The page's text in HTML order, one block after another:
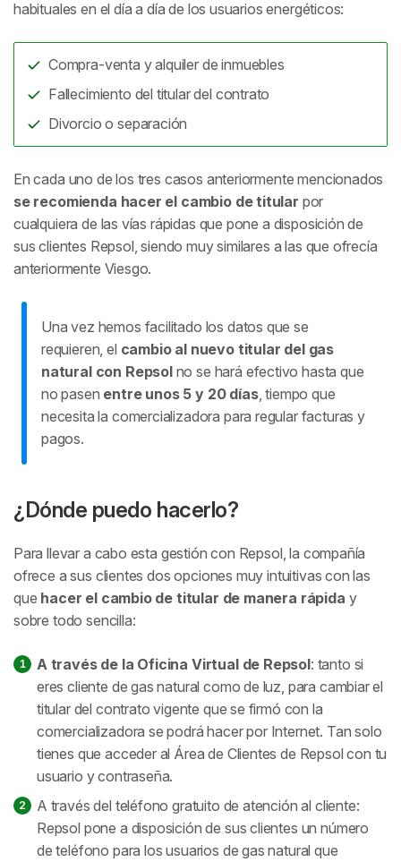
habituales en el día a día de los usuarios energéticos:
Compra-venta y alquiler de inmuebles
Fallecimiento del titular del contrato
Divorcio o separación
En cada uno de los tres casos anteriormente mencionados
se recomienda hacer el cambio de titular por
cualquiera de las vías rápidas que pone a disposición de
sus clientes Repsol, siendo muy similares a las que ofrecía
anteriormente Viesgo.
Una vez hemos facilitado los datos que se
requieren, el cambio al nuevo titular del gas
natural con Repsolno se hará efectivo hasta que
no pasen entre unos 5 y 20 días, tiempo que
necesita la comercializadora para regular facturas y
pagos.
¿Dónde puedo hacerlo?
Para llevar a cabo esta gestión con Repsol, la compañía
ofrece a sus clientes dos opciones muy intuitivas con las
que hacer el cambio de titular de manera rápida y
sobre todo sencilla:
A través de la Oficina Virtual de Repsol: tanto si
eres cliente de gas natural como de luz, para cambiar el
titular del contrato vigente que se firmó con la
comercializadora se podrá hacer por Internet. Tan solo
tienes que acceder al Área de Clientes de Repsol con tu
usuario y contraseña.
A través del teléfono gratuito de atención al cliente:
Repsol pone a disposición de sus clientes un número
de teléfono para los usuarios de gas natural que